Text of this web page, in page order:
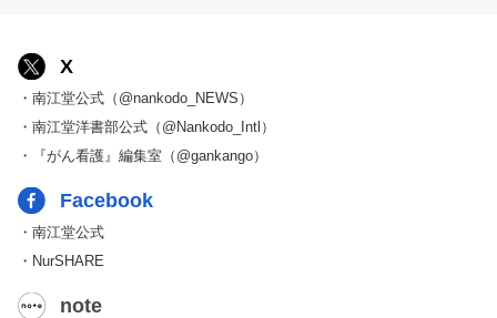
X
・南江堂公式（@nankodo_NEWS）
・南江堂洋書部公式（@Nankodo_Intl）
・『がん看護』編集室（@gankango）
Facebook
・南江堂公式
・NurSHARE
note